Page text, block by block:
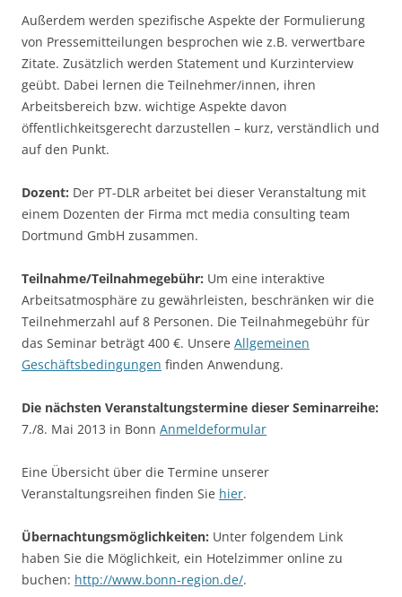
Außerdem werden spezifische Aspekte der Formulierung
von Pressemitteilungen besprochen wie z.B. verwertbare
Zitate. Zusätzlich werden Statement und Kurzinterview
geübt. Dabei lernen die Teilnehmer/innen, ihren
Arbeitsbereich bzw. wichtige Aspekte davon
öffentlichkeitsgerecht darzustellen – kurz, verständlich und
auf den Punkt.
Dozent: Der PT-DLR arbeitet bei dieser Veranstaltung mit
einem Dozenten der Firma mct media consulting team
Dortmund GmbH zusammen.
Teilnahme/Teilnahmegebühr: Um eine interaktive
Arbeitsatmosphäre zu gewährleisten, beschränken wir die
Teilnehmerzahl auf 8 Personen. Die Teilnahmegebühr für
das Seminar beträgt 400 €. Unsere Allgemeinen
Geschäftsbedingungen finden Anwendung.
Die nächsten Veranstaltungstermine dieser Seminarreihe:
7./8. Mai 2013 in Bonn Anmeldeformular
Eine Übersicht über die Termine unserer
Veranstaltungsreihen finden Sie hier.
Übernachtungsmöglichkeiten: Unter folgendem Link
haben Sie die Möglichkeit, ein Hotelzimmer online zu
buchen: http://www.bonn-region.de/.